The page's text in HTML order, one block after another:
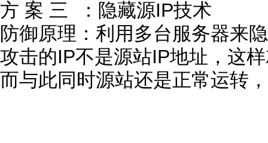
方 案 三 ：隐藏源IP技术
防御原理：利用多台服务器来
攻击的IP不是源站IP地址，这
而与此同时源站还是正常运转